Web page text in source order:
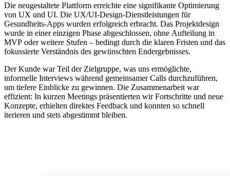
Die neugestaltete Plattform erreichte eine signifikante Optimierung
von UX und UI. Die UX/UI-Design-Dienstleistungen für
Gesundheits-Apps wurden erfolgreich erbracht. Das Projektdesign
wurde in einer einzigen Phase abgeschlossen, ohne Aufteilung in
MVP oder weitere Stufen – bedingt durch die klaren Fristen und das
fokussierte Verständnis des gewünschten Endergebnisses.
Der Kunde war Teil der Zielgruppe, was uns ermöglichte,
informelle Interviews während gemeinsamer Calls durchzuführen,
um tiefere Einblicke zu gewinnen. Die Zusammenarbeit war
effizient: In kurzen Meetings präsentierten wir Fortschritte und neue
Konzepte, erhielten direktes Feedback und konnten so schnell
iterieren und stets abgestimmt bleiben.